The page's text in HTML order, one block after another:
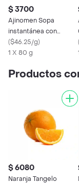
$ 3700
Ajinomen Sopa
instantánea con
Fideos Sabor a Pollo
($46.25/g)
1 X 80 g
Productos
$ 6080
Naranja Tangelo